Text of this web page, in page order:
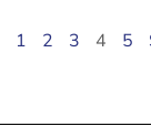
1 2 3 4 5